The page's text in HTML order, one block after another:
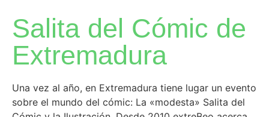
Salita del Cómic de
Extremadura
Una vez al año, en Extremadura tiene lugar un evento
sobre el mundo del cómic: La «modesta» Salita del